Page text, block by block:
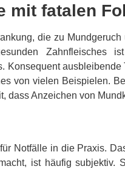
mit fatalen
die zu
Zahnfleisches
von vielen Beispielen.
Anzeichen von
Notfälle in die Praxis.
ist häufig